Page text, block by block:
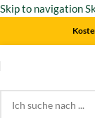
Skip to navigation
Start/Winkler
Click to